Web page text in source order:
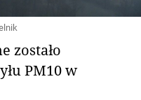
zostało
PM10 w